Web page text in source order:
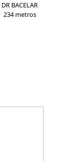
DR BACELAR
234 metros